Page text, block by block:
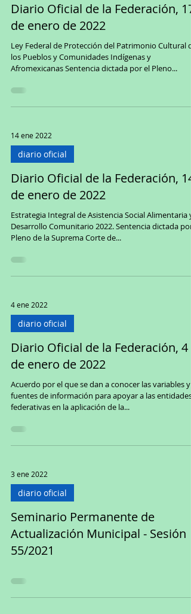
Diario Oficial de la Federación, 17
de enero de 2022
Ley Federal de Protección del Patrimonio Cultural de
los Pueblos y Comunidades Indígenas y
Afromexicanas Sentencia dictada por el Pleno...
14 ene 2022
diario oficial
Diario Oficial de la Federación, 14
de enero de 2022
Estrategia Integral de Asistencia Social Alimentaria y
Desarrollo Comunitario 2022. Sentencia dictada por
Pleno de la Suprema Corte de...
4 ene 2022
diario oficial
Diario Oficial de la Federación, 4
de enero de 2022
Acuerdo por el que se dan a conocer las variables y
fuentes de información para apoyar a las entidades
federativas en la aplicación de la...
3 ene 2022
diario oficial
Seminario Permanente de
Actualización Municipal - Sesión
55/2021